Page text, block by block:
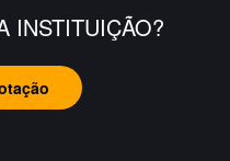
INSTITUIÇÃO?